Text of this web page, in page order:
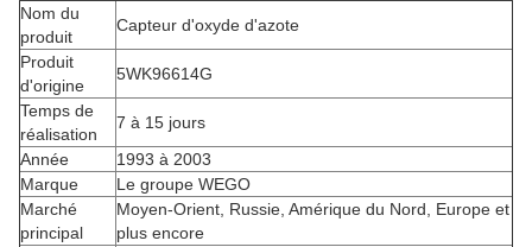
Nom du
produit
Capteur d'oxyde d'azote
Produit
d'origine
5WK96614G
Temps de
réalisation
7 à 15 jours
Année
1993 à 2003
Marque
Le groupe WEGO
Marché
principal
Moyen-Orient, Russie, Amérique du Nord, Europe et
plus encore